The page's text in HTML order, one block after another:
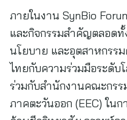
ภายในงาน SynBio
และกิจกรรมสำคัญตลอดทั้
นโยบาย และอุตสาหกรร
ไทยกับความร่วมมือระดับ
ร่วมกับสำนักงานคณะกร
ภาคตะวันออก (EEC) ใน